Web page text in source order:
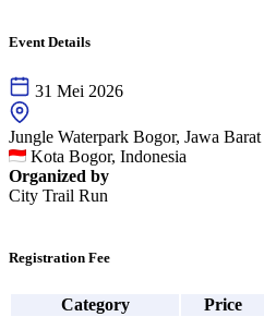
Event Details
31 Mei 2026
Jungle Waterpark Bogor, Jawa Barat
Kota Bogor, Indonesia
Organized by
City Trail Run
Registration Fee
Category
Price